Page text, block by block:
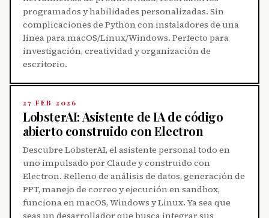
programados y habilidades personalizadas. Sin
complicaciones de Python con instaladores de una
línea para macOS/Linux/Windows. Perfecto para
investigación, creatividad y organización de
escritorio.
27 FEB 2026
LobsterAI: Asistente de IA de código
abierto construido con Electron
Descubre LobsterAI, el asistente personal todo en
uno impulsado por Claude y construido con
Electron. Relleno de análisis de datos, generación de
PPT, manejo de correo y ejecución en sandbox,
funciona en macOS, Windows y Linux. Ya sea que
seas un desarrollador que busca integrar sus